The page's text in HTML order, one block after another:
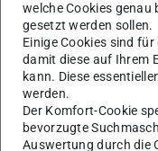
sowie bei den
gelungenen
Vorträgen und bei
Das gesamte Team
weitere spannende
welche Cookies genau
gesetzt werden sollen.
Einige Cookies sind
damit diese auf Ihrem
kann. Diese
werden.
Der Komfort-Cookie
bevorzugte
Auswertung durch die